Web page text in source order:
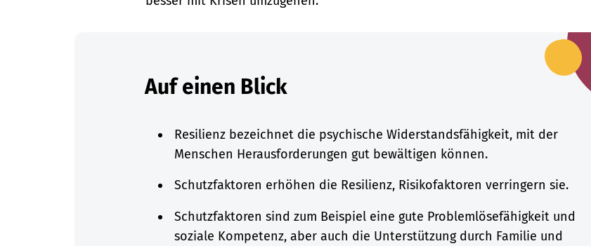
Auf einen Blick
Resilienz bezeichnet die psychische Widerstandsfähigkeit, mit der
Menschen Herausforderungen gut bewältigen können.
Schutzfaktoren erhöhen die Resilienz, Risikofaktoren verringern sie.
Schutzfaktoren sind zum Beispiel eine gute Problemlösefähigkeit und
soziale Kompetenz, aber auch die Unterstützung durch Familie und